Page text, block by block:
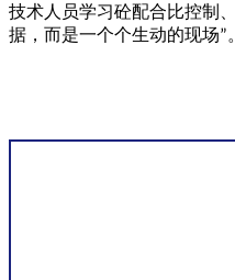
技术人员学习砼配合比控制
据，而是一个个生动的现场”